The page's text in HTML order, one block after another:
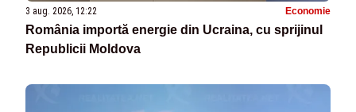
3 aug. 2026, 12:22 Economie
România importă energie din Ucraina, cu sprijinul
Republicii Moldova